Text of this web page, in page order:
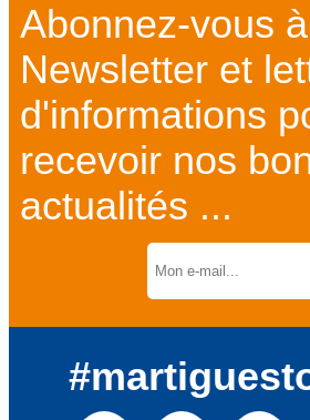
Abonnez-vous
Newsletter et
d'informations
recevoir nos
actualités ...